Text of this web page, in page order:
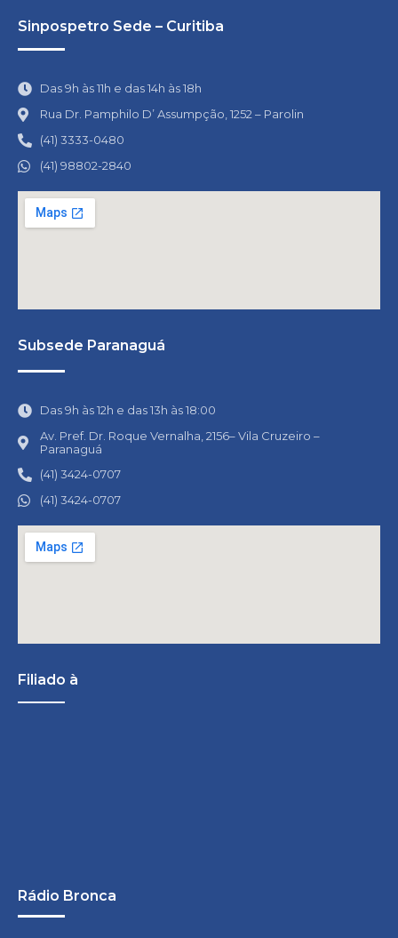
Sinpospetro Sede – Curitiba
Das 9h às 11h e das 14h às 18h
Rua Dr. Pamphilo D’ Assumpção, 1252 – Parolin
(41) 3333-0480
(41) 98802-2840
Subsede Paranaguá
Das 9h às 12h e das 13h às 18:00
Av. Pref. Dr. Roque Vernalha, 2156– Vila Cruzeiro –
Paranaguá
(41) 3424-0707
(41) 3424-0707
Filiado à
Rádio Bronca